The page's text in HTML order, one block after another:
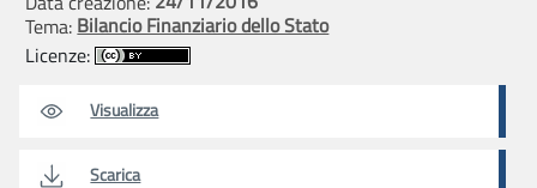
Tema: Bilancio Finanziario dello Stato
Licenze:
Visualizza
Scarica